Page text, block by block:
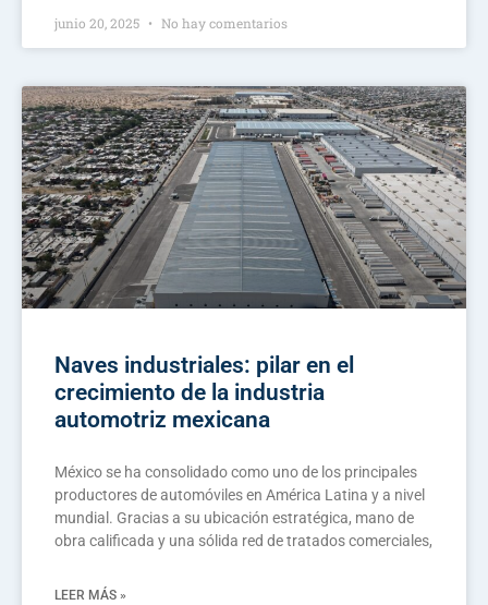
junio 20, 2025 No hay comentarios
Naves industriales: pilar en el
crecimiento de la industria
automotriz mexicana
México se ha consolidado como uno de los principales
productores de automóviles en América Latina y a nivel
mundial. Gracias a su ubicación estratégica, mano de
obra calificada y una sólida red de tratados comerciales,
LEER MÁS »